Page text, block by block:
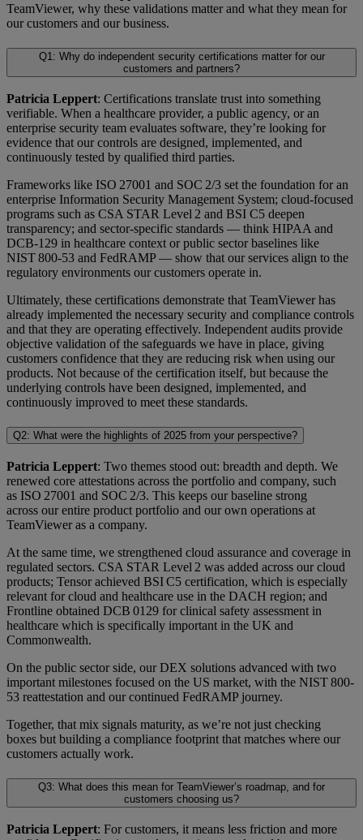
TeamViewer, why these validations matter and what they mean for
our customers and our business.
Q1: Why do independent security certifications matter for our
customers and partners?
Patricia Leppert: Certifications translate trust into something
verifiable. When a healthcare provider, a public agency, or an
enterprise security team evaluates software, they’re looking for
evidence that our controls are designed, implemented, and
continuously tested by qualified third parties.
Frameworks like ISO 27001 and SOC 2/3 set the foundation for an
enterprise Information Security Management System; cloud-focused
programs such as CSA STAR Level 2 and BSI C5 deepen
transparency; and sector-specific standards — think HIPAA and
DCB-129 in healthcare context or public sector baselines like
NIST 800-53 and FedRAMP — show that our services align to the
regulatory environments our customers operate in.
Ultimately, these certifications demonstrate that TeamViewer has
already implemented the necessary security and compliance controls
and that they are operating effectively. Independent audits provide
objective validation of the safeguards we have in place, giving
customers confidence that they are reducing risk when using our
products. Not because of the certification itself, but because the
underlying controls have been designed, implemented, and
continuously improved to meet these standards.
Q2: What were the highlights of 2025 from your perspective?
Patricia Leppert: Two themes stood out: breadth and depth. We
renewed core attestations across the portfolio and company, such
as ISO 27001 and SOC 2/3. This keeps our baseline strong
across our entire product portfolio and our own operations at
TeamViewer as a company.
At the same time, we strengthened cloud assurance and coverage in
regulated sectors. CSA STAR Level 2 was added across our cloud
products; Tensor achieved BSI C5 certification, which is especially
relevant for cloud and healthcare use in the DACH region; and
Frontline obtained DCB 0129 for clinical safety assessment in
healthcare which is specifically important in the UK and
Commonwealth.
On the public sector side, our DEX solutions advanced with two
important milestones focused on the US market, with the NIST 800-
53 reattestation and our continued FedRAMP journey.
Together, that mix signals maturity, as we’re not just checking
boxes but building a compliance footprint that matches where our
customers actually work.
Q3: What does this mean for TeamViewer’s roadmap, and for
customers choosing us?
Patricia Leppert: For customers, it means less friction and more